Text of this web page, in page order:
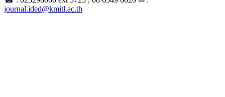
journal.ided@kmitl.ac.th